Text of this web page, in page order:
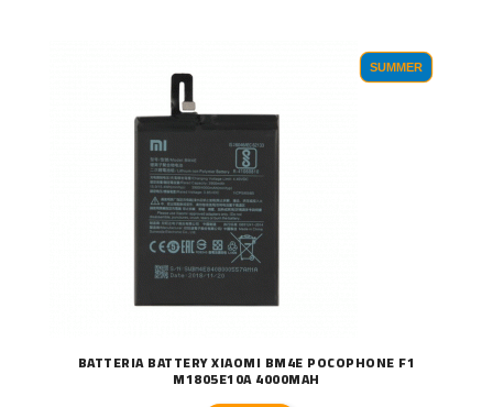
SUMMER
BATTERIA BATTERY XIAOMI BM4E POCOPHONE F1
M1805E10A 4000MAH